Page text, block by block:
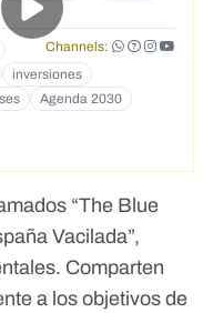
a un contador donde
te viene ni a qué
falacia para
haciendo. Se ha
de euros para
presas, pero ese
Y esos caudales
Dot Movie que habla
el número de
de devolver los ríos a
estos sea controlada
Channels:
inversiones
Agenda 2030
“The Blue
Vacilada”,
Comparten
a los objetivos de